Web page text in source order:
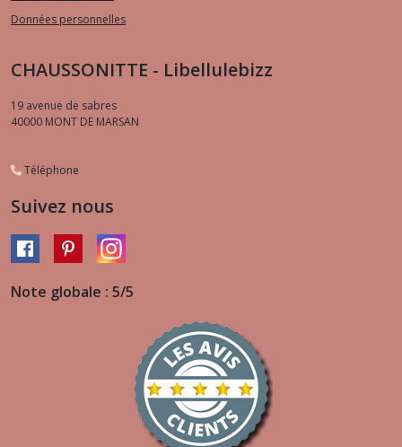
Données personnelles
CHAUSSONITTE - Libellulebizz
19 avenue de sabres
40000 MONT DE MARSAN
Téléphone
Suivez nous
Note globale : 5/5